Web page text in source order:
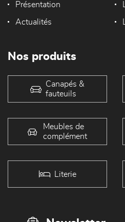
Présentation
Actualités
Nos produits
Canapés &
fauteuils
Meubles de
complément
Literie